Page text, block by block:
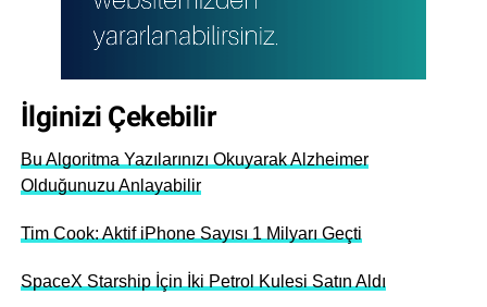
İlginizi Çekebilir
Bu Algoritma Yazılarınızı Okuyarak Alzheimer
Olduğunuzu Anlayabilir
Tim Cook: Aktif iPhone Sayısı 1 Milyarı Geçti
SpaceX Starship İçin İki Petrol Kulesi Satın Aldı